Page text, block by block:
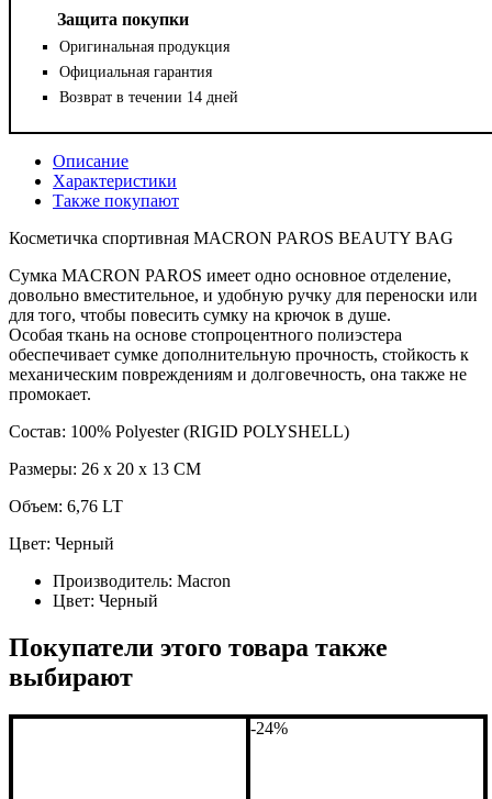
Защита покупки
Оригинальная продукция
Официальная гарантия
Возврат в течении 14 дней
Описание
Характеристики
Также покупают
Косметичка спортивная MACRON PAROS BEAUTY BAG
Сумка MACRON PAROS имеет одно основное отделение,
довольно вместительное, и удобную ручку для переноски или
для того, чтобы повесить сумку на крючок в душе.
Особая ткань на основе стопроцентного полиэстера
обеспечивает сумке дополнительную прочность, стойкость к
механическим повреждениям и долговечность, она также не
промокает.
Состав: 100% Polyester (RIGID POLYSHELL)
Размеры: 26 x 20 x 13 CM
Объем: 6,76 LT
Цвет: Черный
Производитель: Macron
Цвет: Черный
Покупатели этого товара также
выбирают
-24%